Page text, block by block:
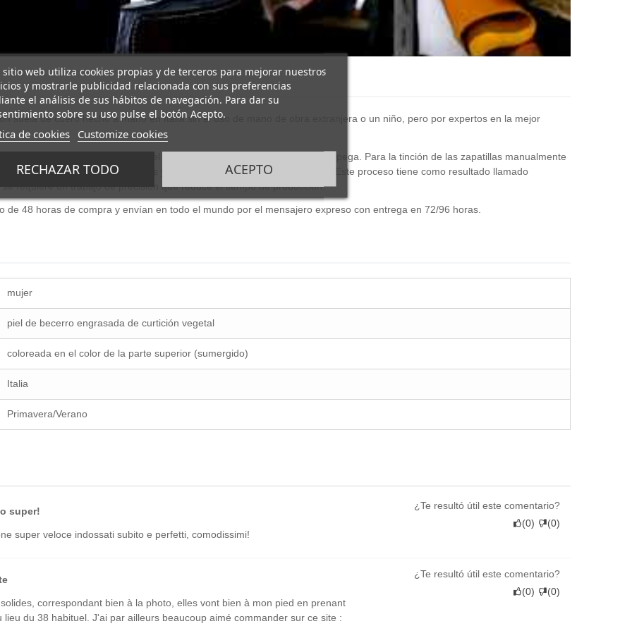
suela de cuero hecho a mano en Italia sin el uso de mano de obra extranjera o un niño, pero por expertos en la mejor
superior y durabilidad que el sistema industrial que simplemente se pega. Para la tinción de las zapatillas manualmente
el uso de cepillos pequeños y como paso final, secado al aire libre. Este proceso tiene como resultado llamado
requiere un trabajo de precisión que reduce el tiempo de producción.
48 horas de compra y envían en todo el mundo por el mensajero expreso con entrega en 72/96 horas.
mujer
piel de becerro engrasada de curtición vegetal
coloreada en el color de la parte superior (sumergido)
Italia
Primavera/Verano
super!
super veloce indossati subito e perfetti, comodissimi!
¿Te resultó útil este comentario?
(0) (0)
correspondant bien à la photo, elles vont bien à mon pied en prenant
lieu du 38 habituel. J'ai par ailleurs beaucoup aimé commander sur ce site :
¿Te resultó útil este comentario?
(0) (0)
sitio web utiliza cookies propias y de terceros para mejorar nuestros
y mostrarle publicidad relacionada con sus preferencias
el análisis de sus hábitos de navegación. Para dar su
sobre su uso pulse el botón Acepto.
de cookies Customize cookies
RECHAZAR TODO ACEPTO